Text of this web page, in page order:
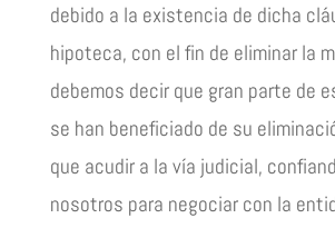
debido a la existencia de dicha
hipoteca, con el fin de eliminar la
debemos decir que gran parte de
se han beneficiado de su
que acudir a la vía judicial,
nosotros para negociar con la